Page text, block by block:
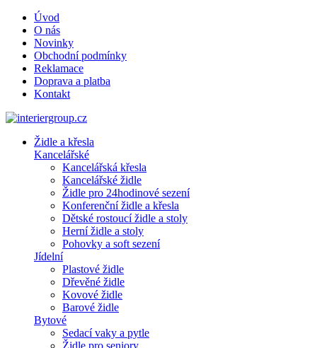
Úvod
O nás
Novinky
Obchodní podmínky
Reklamace
Doprava a platba
Kontakt
Židle a křesla
Kancelářské
Kancelářská křesla
Kancelářské židle
Židle pro 24hodinové sezení
Konferenční židle a křesla
Dětské rostoucí židle a stoly
Herní židle a stoly
Pohovky a soft sezení
Jídelní
Plastové židle
Dřevěné židle
Kovové židle
Barové židle
Bytové
Sedací vaky a pytle
Židle pro seniory